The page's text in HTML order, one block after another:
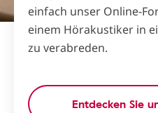
einfach unser Online-
einem Hörakustiker in
zu verabreden.
Entdecken Sie